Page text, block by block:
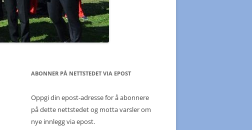
ABONNER PÅ NETTSTEDET VIA EPOST
Oppgi din epost-adresse for å abonnere
på dette nettstedet og motta varsler om
nye innlegg via epost.